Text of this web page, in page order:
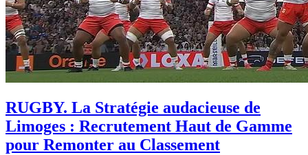
RUGBY. La Stratégie audacieuse de
Limoges : Recrutement Haut de Gamme
pour Remonter au Classement